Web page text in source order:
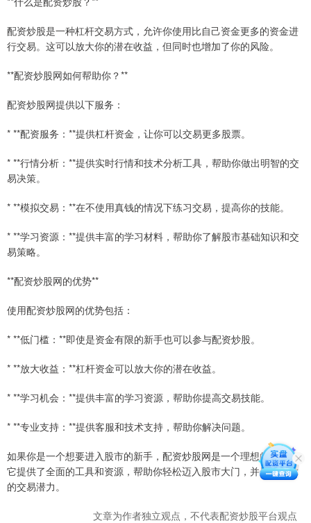
配资炒股是一种杠杆交易方式，允许你使用比自己资金更多的资金进
行交易。这可以放大你的潜在收益，但同时也增加了你的风险。
**配资炒股网如何帮助你？**
配资炒股网提供以下服务：
* **配资服务：**提供杠杆资金，让你可以交易更多股票。
* **行情分析：**提供实时行情和技术分析工具，帮助你做出明智的交
易决策。
* **模拟交易：**在不使用真钱的情况下练习交易，提高你的技能。
* **学习资源：**提供丰富的学习材料，帮助你了解股市基础知识和交
易策略。
**配资炒股网的优势**
使用配资炒股网的优势包括：
* **低门槛：**即使是资金有限的新手也可以参与配资炒股。
* **放大收益：**杠杆资金可以放大你的潜在收益。
* **学习机会：**提供丰富的学习资源，帮助你提高交易技能。
* **专业支持：**提供客服和技术支持，帮助你解决问题。
如果你是一个想要进入股市的新手，配资炒股网是一个理想的选择。
它提供了全面的工具和资源，帮助你轻松迈入股市大门，并最大化你
的交易潜力。
文章为作者独立观点，不代表配资炒股平台观点